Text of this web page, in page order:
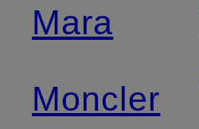
Mara
Moncler